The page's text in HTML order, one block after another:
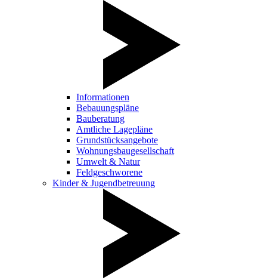
Informationen
Bebauungspläne
Bauberatung
Amtliche Lagepläne
Grundstücksangebote
Wohnungsbaugesellschaft
Umwelt & Natur
Feldgeschworene
Kinder & Jugendbetreuung